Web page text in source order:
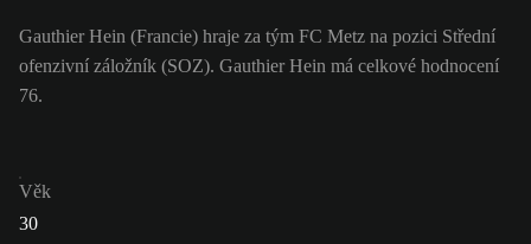
Gauthier Hein (Francie) hraje za tým FC Metz na pozici Střední
ofenzivní záložník (SOZ). Gauthier Hein má celkové hodnocení
76.
Věk
30